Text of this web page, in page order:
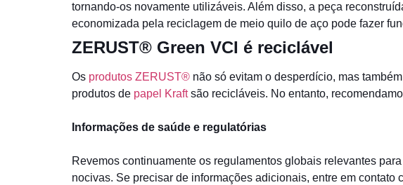
tornando-os novamente utilizáveis. Além disso, a peça
economizada pela reciclagem de meio quilo de aço pode fazer
ZERUST® Green VCI é reciclável
Os produtos ZERUST® não só evitam o desperdício, mas
produtos de papel Kraftsão recicláveis. No entanto,
Informações de saúde e regulatórias
Revemos continuamente os regulamentos globais relevantes
nocivas. Se precisar de informações adicionais, entre em contato